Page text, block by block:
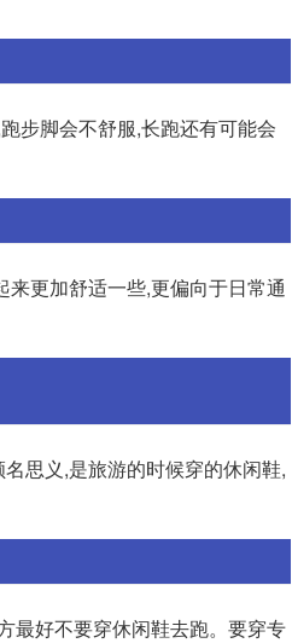
步脚会不舒服,长跑还有可能会
更加舒适一些,更偏向于日常通
思义,是旅游的时候穿的休闲鞋,
最好不要穿休闲鞋去跑。要穿专